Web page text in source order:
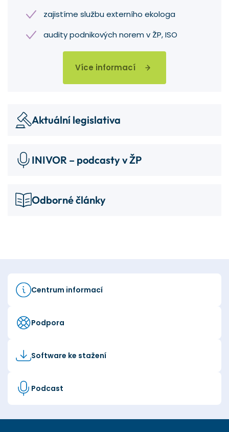
zajistíme službu externího ekologa
audity podnikových norem v ŽP, ISO
Více informací
Aktuální legislativa
INIVOR – podcasty v ŽP
Odborné články
Centrum informací
Podpora
Software ke stažení
Podcast